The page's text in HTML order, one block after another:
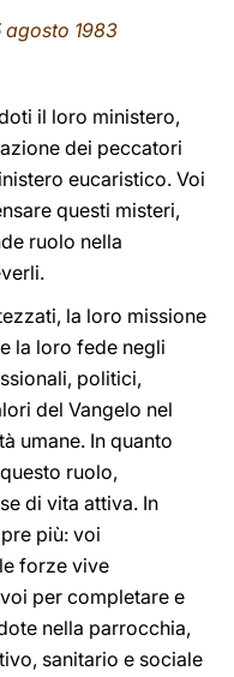
agosto 1983
il loro ministero,
dei peccatori
eucaristico. Voi
questi misteri,
ruolo nella
la loro missione
la loro fede negli
politici,
del Vangelo nel
umane. In quanto
ruolo,
di vita attiva. In
più: voi
forze vive
per completare e
nella parrocchia,
sanitario e sociale